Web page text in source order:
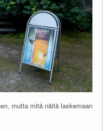
mutta mitä näitä laskemaan